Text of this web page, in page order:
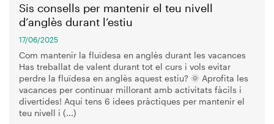
Sis consells per mantenir el teu nivell
d’anglès durant l’estiu
17/06/2025
Com mantenir la fluïdesa en anglès durant les vacances
Has treballat de valent durant tot el curs i vols evitar
perdre la fluïdesa en anglès aquest estiu? 🌞 Aprofita les
vacances per continuar millorant amb activitats fàcils i
divertides! Aquí tens 6 idees pràctiques per mantenir el
teu nivell i (...)